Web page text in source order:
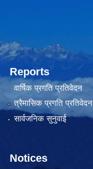
Reports
वार्षिक प्रगति प्रतिवेदन
त्रैमासिक प्रगति प्रतिवेदन
सार्वजनिक सुनुवाई
Notices